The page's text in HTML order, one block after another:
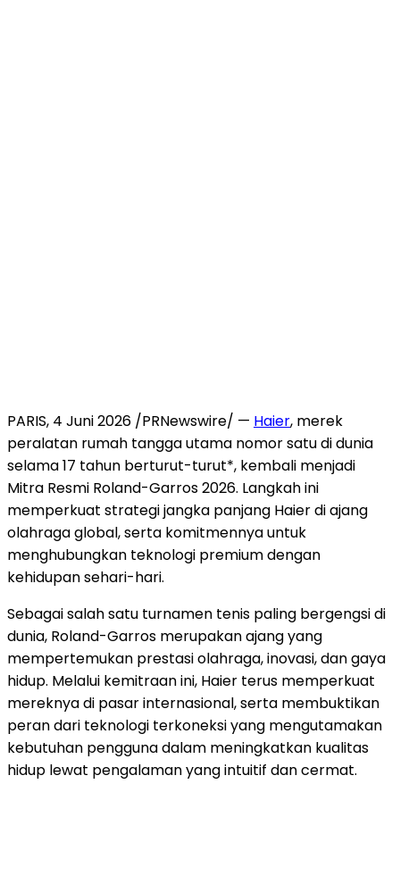
PARIS, 4 Juni 2026 /PRNewswire/ — Haier, merek
peralatan rumah tangga utama nomor satu di dunia
selama 17 tahun berturut-turut*, kembali menjadi
Mitra Resmi Roland-Garros 2026. Langkah ini
memperkuat strategi jangka panjang Haier di ajang
olahraga global, serta komitmennya untuk
menghubungkan teknologi premium dengan
kehidupan sehari-hari.
Sebagai salah satu turnamen tenis paling bergengsi di
dunia, Roland-Garros merupakan ajang yang
mempertemukan prestasi olahraga, inovasi, dan gaya
hidup. Melalui kemitraan ini, Haier terus memperkuat
mereknya di pasar internasional, serta membuktikan
peran dari teknologi terkoneksi yang mengutamakan
kebutuhan pengguna dalam meningkatkan kualitas
hidup lewat pengalaman yang intuitif dan cermat.